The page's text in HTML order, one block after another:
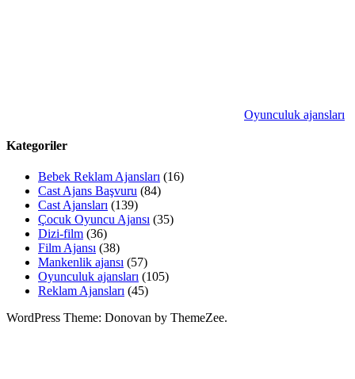
Oyunculuk ajansları
Kategoriler
Bebek Reklam Ajansları (16)
Cast Ajans Başvuru (84)
Cast Ajansları (139)
Çocuk Oyuncu Ajansı (35)
Dizi-film (36)
Film Ajansı (38)
Mankenlik ajansı (57)
Oyunculuk ajansları (105)
Reklam Ajansları (45)
WordPress Theme: Donovan by ThemeZee.